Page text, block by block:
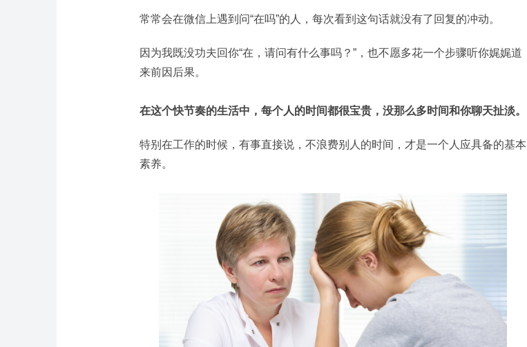
常常会在微信上遇到问“在吗”的人，每次看到这句话就没有了回复的冲动。
因为我既没功夫回你“在，请问有什么事吗？”，也不愿多花一个步骤听你娓娓道
来前因后果。
在这个快节奏的生活中，每个人的时间都很宝贵，没那么多时间和你聊天扯淡。
特别在工作的时候，有事直接说，不浪费别人的时间，才是一个人应具备的基本
素养。